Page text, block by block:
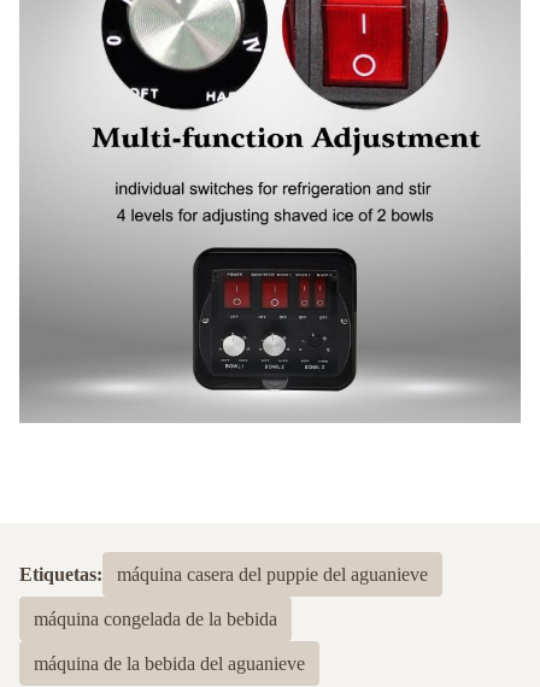
Etiquetas: máquina casera del puppie del aguanieve
máquina congelada de la bebida
máquina de la bebida del aguanieve